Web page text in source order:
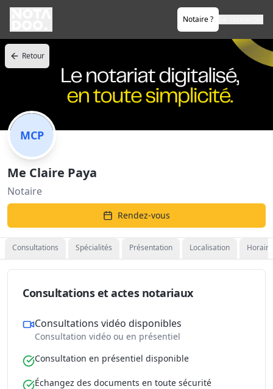
Notaire ?
Retour
MCP
Me Claire Paya
Notaire
Rendez-vous
Consultations Spécialités Présentation Localisation
Consultations et actes notariaux
Consultations vidéo disponibles
Consultation vidéo ou en présentiel
Consultation en présentiel disponible
Échangez des documents en toute sécurité